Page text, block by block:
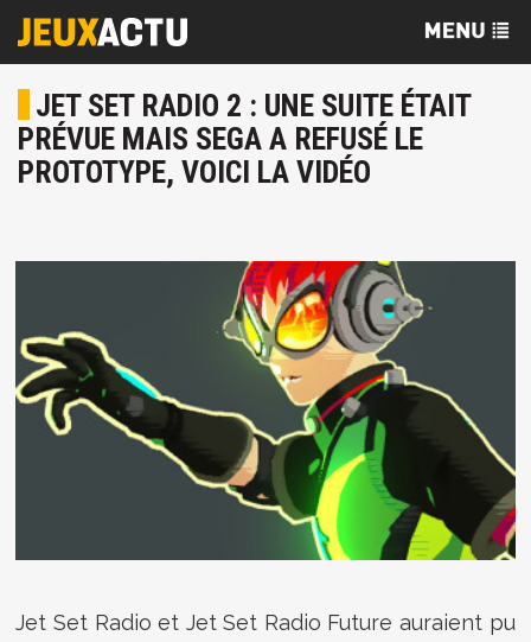
JET SET RADIO 2 : UNE SUITE ÉTAIT
PRÉVUE MAIS SEGA A REFUSÉ LE
PROTOTYPE, VOICI LA VIDÉO
Jet Set Radio et Jet Set Radio Future auraient pu